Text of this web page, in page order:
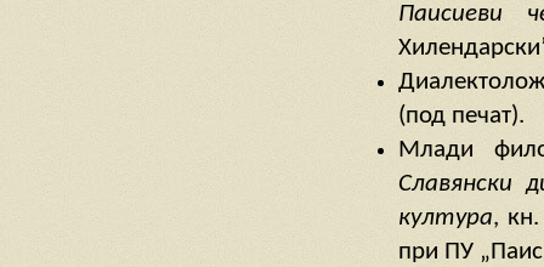
Паисиеви
(под печат).
Млади
Славянски
култура,
при ПУ